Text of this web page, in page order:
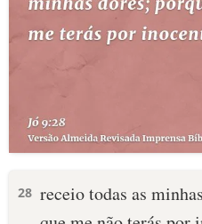
28 receio todas as